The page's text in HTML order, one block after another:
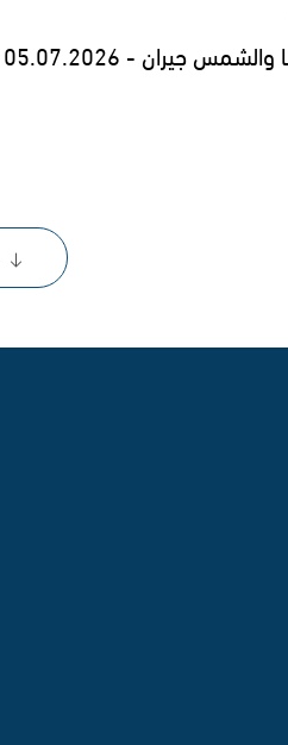
والشمس جيران - 05.07.2026